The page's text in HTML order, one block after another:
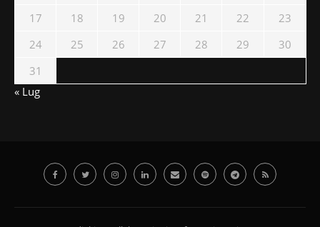
17
18 19 20 21 22
23
24
25 26 27 28 29
30
31
« Lug